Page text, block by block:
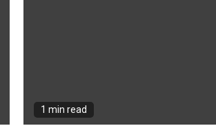
1 min read